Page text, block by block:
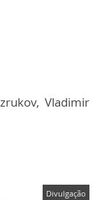
Vladimir
Divulgação